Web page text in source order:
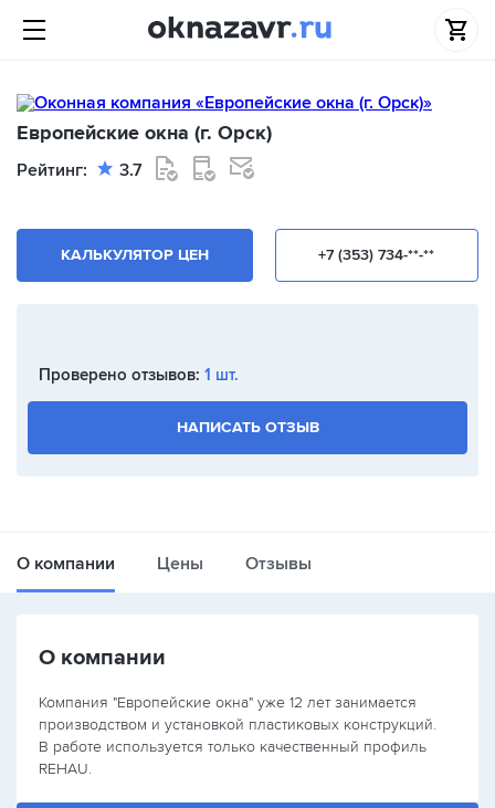
Европейские окна (г. Орск)
Рейтинг: 3.7
+7 (353) 734-**-**
КАЛЬКУЛЯТОР ЦЕН
Проверено отзывов: 1 шт.
НАПИСАТЬ ОТЗЫВ
О компании Цены Отзывы
О компании
Компания "Европейские окна" уже 12 лет занимается
производством и установкой пластиковых конструкций.
В работе используется только качественный профиль
REHAU.